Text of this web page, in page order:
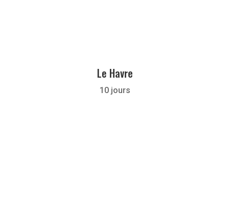
Le Havre
10 jours